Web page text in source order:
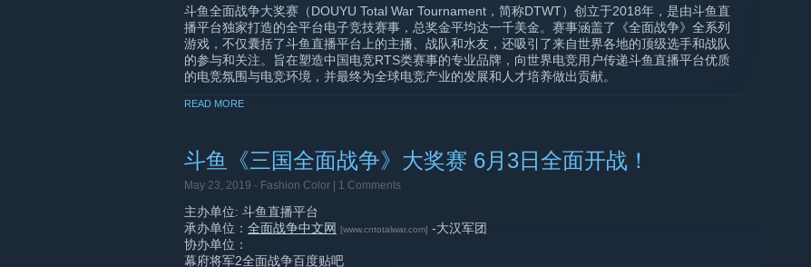
斗鱼全面战争大奖赛（DOUYU Total War Tournament，简称DTWT）创立于2018年，是由斗鱼直
播平台独家打造的全平台电子竞技赛事，总奖金平均达一千美金。赛事涵盖了《全面战争》全系列
游戏，不仅囊括了斗鱼直播平台上的主播、战队和水友，还吸引了来自世界各地的顶级选手和战队
的参与和关注。旨在塑造中国电竞RTS类赛事的专业品牌，向世界电竞用户传递斗鱼直播平台优质
的电竞氛围与电竞环境，并最终为全球电竞产业的发展和人才培养做出贡献。
自2017年首届国际大型赛事【蒹葭杯亚太锦标赛】成功举办以来，在斗鱼直播平台的大力支持下，
奖赛！各位玩家可访问比赛报名网站 [www.bilibili.com] 了解详细规则以及报名信息。
READ MORE
斗鱼《三国全面战争》大奖赛 6月3日全面开战！
May 23, 2019 - Fashion Color | 1 Comments
主办单位: 斗鱼直播平台
承办单位： 全面战争中文网 [www.cntotalwar.com] -大汉军团
协办单位：
幕府将军2全面战争百度贴吧